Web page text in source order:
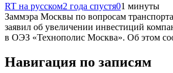
RT на русском2 года спустя01 минуты
Заммэра Москвы по вопросам
заявил об увеличении инвестиций
в ОЭЗ «Технополис Москва». Об этом
Навигация по записям